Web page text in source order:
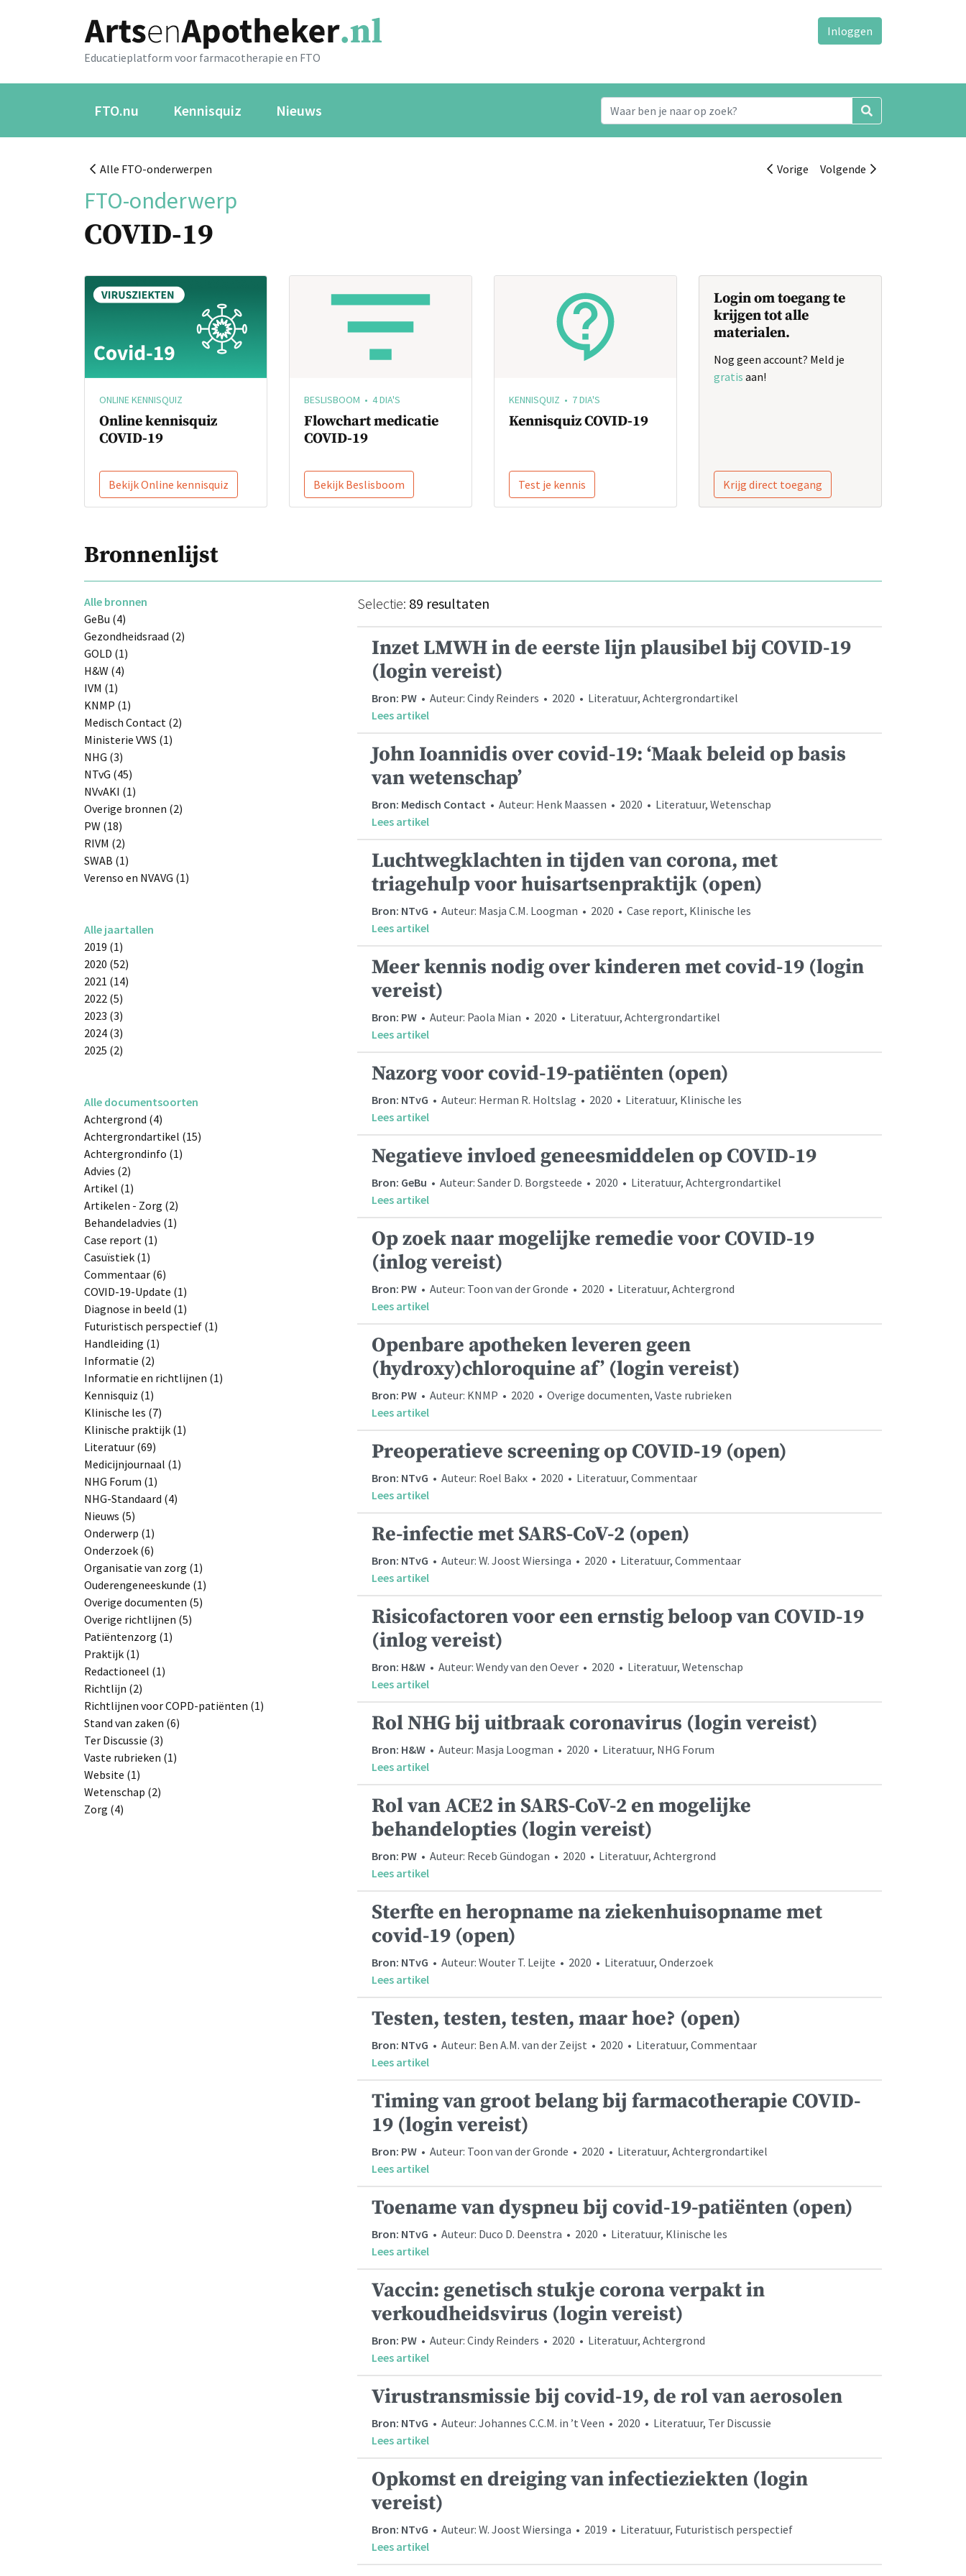
Educatieplatform voor farmacotherapie en FTO
Inloggen
FTO.nu Kennisquiz Nieuws
Alle FTO-onderwerpen Vorige Volgende
FTO-onderwerp
COVID-19
ONLINE KENNISQUIZ
Online kennisquiz
COVID-19
Bekijk Online kennisquiz
BESLISBOOM • 4 DIA'S
Flowchart medicatie
COVID-19
Bekijk Beslisboom
KENNISQUIZ • 7 DIA'S
Kennisquiz COVID-19
Test je kennis
Login om toegang te
krijgen tot alle
materialen.
Nog geen account? Meld je
gratis aan!
Krijg direct toegang
Bronnenlijst
Alle bronnen
GeBu (4)
Gezondheidsraad (2)
GOLD (1)
H&W (4)
IVM (1)
KNMP (1)
Medisch Contact (2)
Ministerie VWS (1)
NHG (3)
NTvG (45)
NVvAKI (1)
Overige bronnen (2)
PW (18)
RIVM (2)
SWAB (1)
Verenso en NVAVG (1)
Alle jaartallen
2019 (1)
2020 (52)
2021 (14)
2022 (5)
2023 (3)
2024 (3)
2025 (2)
Alle documentsoorten
Achtergrond (4)
Achtergrondartikel (15)
Achtergrondinfo (1)
Advies (2)
Artikel (1)
Artikelen - Zorg (2)
Behandeladvies (1)
Case report (1)
Casuïstiek (1)
Commentaar (6)
COVID-19-Update (1)
Diagnose in beeld (1)
Futuristisch perspectief (1)
Handleiding (1)
Informatie (2)
Informatie en richtlijnen (1)
Kennisquiz (1)
Klinische les (7)
Klinische praktijk (1)
Literatuur (69)
Medicijnjournaal (1)
NHG Forum (1)
NHG-Standaard (4)
Nieuws (5)
Onderwerp (1)
Onderzoek (6)
Organisatie van zorg (1)
Ouderengeneeskunde (1)
Overige documenten (5)
Overige richtlijnen (5)
Patiëntenzorg (1)
Praktijk (1)
Redactioneel (1)
Richtlijn (2)
Richtlijnen voor COPD-patiënten (1)
Stand van zaken (6)
Ter Discussie (3)
Vaste rubrieken (1)
Website (1)
Wetenschap (2)
Zorg (4)
Selectie: 89 resultaten
Inzet LMWH in de eerste lijn plausibel bij COVID-19
(login vereist)
Bron: PW • Auteur: Cindy Reinders • 2020 • Literatuur, Achtergrondartikel
Lees artikel
John Ioannidis over covid-19: ‘Maak beleid op basis
van wetenschap’
Bron: Medisch Contact • Auteur: Henk Maassen • 2020 • Literatuur, Wetenschap
Lees artikel
Luchtwegklachten in tijden van corona, met
triagehulp voor huisartsenpraktijk (open)
Bron: NTvG • Auteur: Masja C.M. Loogman • 2020 • Case report, Klinische les
Lees artikel
Meer kennis nodig over kinderen met covid-19 (login
vereist)
Bron: PW • Auteur: Paola Mian • 2020 • Literatuur, Achtergrondartikel
Lees artikel
Nazorg voor covid-19-patiënten (open)
Bron: NTvG • Auteur: Herman R. Holtslag • 2020 • Literatuur, Klinische les
Lees artikel
Negatieve invloed geneesmiddelen op COVID-19
Bron: GeBu • Auteur: Sander D. Borgsteede • 2020 • Literatuur, Achtergrondartikel
Lees artikel
Op zoek naar mogelijke remedie voor COVID-19
(inlog vereist)
Bron: PW • Auteur: Toon van der Gronde • 2020 • Literatuur, Achtergrond
Lees artikel
Openbare apotheken leveren geen
(hydroxy)chloroquine af’ (login vereist)
Bron: PW • Auteur: KNMP • 2020 • Overige documenten, Vaste rubrieken
Lees artikel
Preoperatieve screening op COVID-19 (open)
Bron: NTvG • Auteur: Roel Bakx • 2020 • Literatuur, Commentaar
Lees artikel
Re-infectie met SARS-CoV-2 (open)
Bron: NTvG • Auteur: W. Joost Wiersinga • 2020 • Literatuur, Commentaar
Lees artikel
Risicofactoren voor een ernstig beloop van COVID-19
(inlog vereist)
Bron: H&W • Auteur: Wendy van den Oever • 2020 • Literatuur, Wetenschap
Lees artikel
Rol NHG bij uitbraak coronavirus (login vereist)
Bron: H&W • Auteur: Masja Loogman • 2020 • Literatuur, NHG Forum
Lees artikel
Rol van ACE2 in SARS-CoV-2 en mogelijke
behandelopties (login vereist)
Bron: PW • Auteur: Receb Gündogan • 2020 • Literatuur, Achtergrond
Lees artikel
Sterfte en heropname na ziekenhuisopname met
covid-19 (open)
Bron: NTvG • Auteur: Wouter T. Leijte • 2020 • Literatuur, Onderzoek
Lees artikel
Testen, testen, testen, maar hoe? (open)
Bron: NTvG • Auteur: Ben A.M. van der Zeijst • 2020 • Literatuur, Commentaar
Lees artikel
Timing van groot belang bij farmacotherapie COVID-
19 (login vereist)
Bron: PW • Auteur: Toon van der Gronde • 2020 • Literatuur, Achtergrondartikel
Lees artikel
Toename van dyspneu bij covid-19-patiënten (open)
Bron: NTvG • Auteur: Duco D. Deenstra • 2020 • Literatuur, Klinische les
Lees artikel
Vaccin: genetisch stukje corona verpakt in
verkoudheidsvirus (login vereist)
Bron: PW • Auteur: Cindy Reinders • 2020 • Literatuur, Achtergrond
Lees artikel
Virustransmissie bij covid-19, de rol van aerosolen
Bron: NTvG • Auteur: Johannes C.C.M. in ’t Veen • 2020 • Literatuur, Ter Discussie
Lees artikel
Opkomst en dreiging van infectieziekten (login
vereist)
Bron: NTvG • Auteur: W. Joost Wiersinga • 2019 • Literatuur, Futuristisch perspectief
Lees artikel